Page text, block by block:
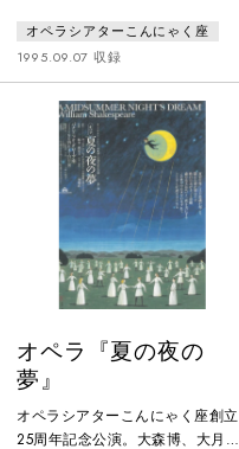
旅公演をおこなった。2012年には
こんにゃく座創立40周年記念公演
として再演した。
オペラシアターこんにゃく座
1995.09.07 収録
オペラ『夏の夜の
夢』
オペラシアターこんにゃく座創立
25周年記念公演。大森博、大月秀